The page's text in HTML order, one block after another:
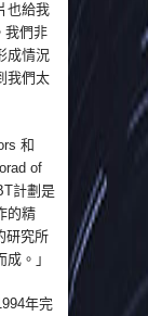
也給我
我們非
成情況
我們太
和
of
計劃是
的精
研究所
。」
年完